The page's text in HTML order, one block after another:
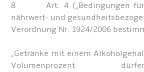
8 Art. 4 („Bedingungen für
nährwert- und
Verordnung Nr. 1924/2006
„Getränke mit einem
Volumenprozent